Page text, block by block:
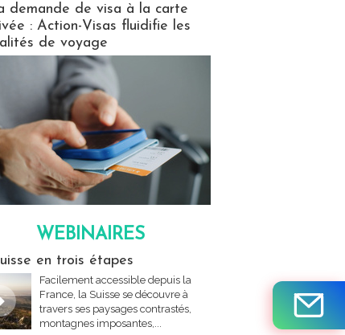
demande de visa à la carte
: Action-Visas fluidifie les
de voyage
WEBINAIRES
en trois étapes
Facilement accessible depuis la
France, la Suisse se découvre à
travers ses paysages contrastés,
montagnes imposantes,...